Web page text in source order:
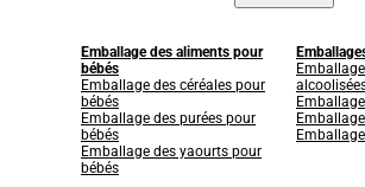
Emballage des aliments pour
bébés
Emballage des céréales pour
bébés
Emballage des purées pour
bébés
Emballage des yaourts pour
bébés